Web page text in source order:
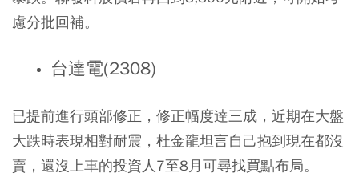
慮分批回補。
台達電(2308)
已提前進行頭部修正，修正幅度達三成，近期在大盤
大跌時表現相對耐震，杜金龍坦言自己抱到現在都沒
賣，還沒上車的投資人7至8月可尋找買點布局。